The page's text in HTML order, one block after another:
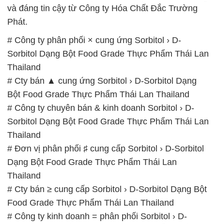
và đáng tin cậy từ Công ty Hóa Chất Đắc Trường
Phát.
# Công ty phân phối × cung ứng Sorbitol › D-
Sorbitol Dạng Bột Food Grade Thực Phẩm Thái Lan
Thailand
# Cty bán ▲ cung ứng Sorbitol › D-Sorbitol Dạng
Bột Food Grade Thực Phẩm Thái Lan Thailand
# Công ty chuyên bán & kinh doanh Sorbitol › D-
Sorbitol Dạng Bột Food Grade Thực Phẩm Thái Lan
Thailand
# Đơn vị phân phối ♯ cung cấp Sorbitol › D-Sorbitol
Dạng Bột Food Grade Thực Phẩm Thái Lan
Thailand
# Cty bán ≥ cung cấp Sorbitol › D-Sorbitol Dạng Bột
Food Grade Thực Phẩm Thái Lan Thailand
# Công ty kinh doanh = phân phối Sorbitol › D-